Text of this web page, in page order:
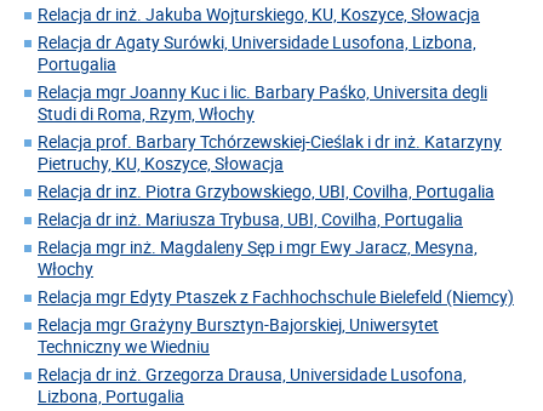
Relacja dr inż. Jakuba Wojturskiego, KU, Koszyce, Słowacja
Relacja dr Agaty Surówki, Universidade Lusofona, Lizbona,
Portugalia
Relacja mgr Joanny Kuc i lic. Barbary Paśko, Universita degli
Studi di Roma, Rzym, Włochy
Relacja prof. Barbary Tchórzewskiej-Cieślak i dr inż. Katarzyny
Pietruchy, KU, Koszyce, Słowacja
Relacja dr inz. Piotra Grzybowskiego, UBI, Covilha, Portugalia
Relacja dr inż. Mariusza Trybusa, UBI, Covilha, Portugalia
Relacja mgr inż. Magdaleny Sęp i mgr Ewy Jaracz, Mesyna,
Włochy
Relacja mgr Edyty Ptaszek z Fachhochschule Bielefeld (Niemcy)
Relacja mgr Grażyny Bursztyn-Bajorskiej, Uniwersytet
Techniczny we Wiedniu
Relacja dr inż. Grzegorza Drausa, Universidade Lusofona,
Lizbona, Portugalia